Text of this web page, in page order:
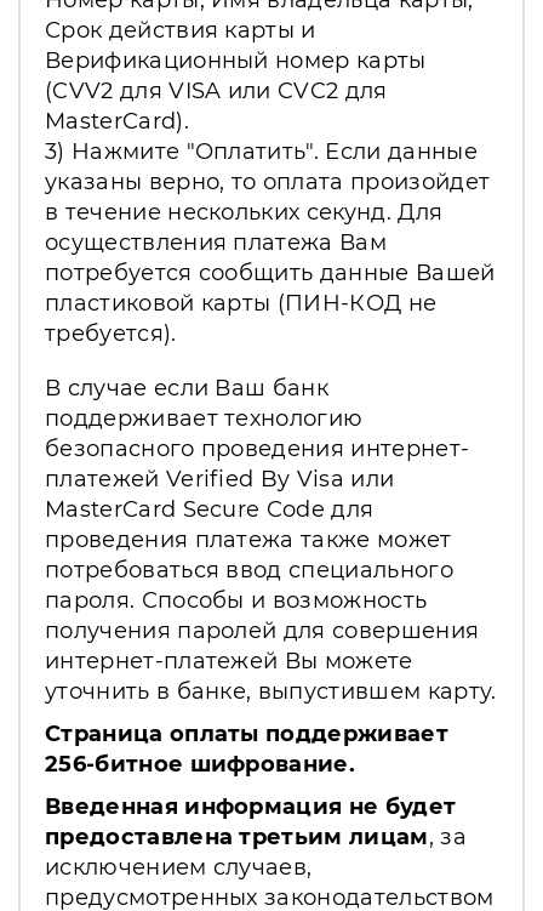
Срок действия карты и
Верификационный номер карты
(CVV2 для VISA или CVC2 для
MasterCard).
3) Нажмите "Оплатить". Если данные
указаны верно, то оплата произойдет
в течение нескольких секунд. Для
осуществления платежа Вам
потребуется сообщить данные Вашей
пластиковой карты (ПИН-КОД не
требуется).
В случае если Ваш банк
поддерживает технологию
безопасного проведения интернет-
платежей Verified By Visa или
MasterCard Secure Code для
проведения платежа также может
потребоваться ввод специального
пароля. Способы и возможность
получения паролей для совершения
интернет-платежей Вы можете
уточнить в банке, выпустившем карту.
Страница оплаты поддерживает
256-битное шифрование.
Введенная информация не будет
предоставлена третьим лицам, за
исключением случаев,
предусмотренных законодательством